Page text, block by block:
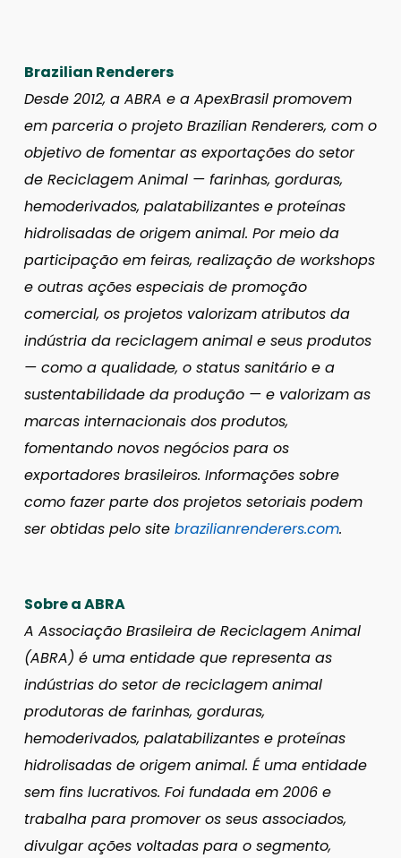
Brazilian Renderers
Desde 2012, a ABRA e a ApexBrasil promovem
em parceria o projeto Brazilian Renderers, com o
objetivo de fomentar as exportações do setor
de Reciclagem Animal — farinhas, gorduras,
hemoderivados, palatabilizantes e proteínas
hidrolisadas de origem animal. Por meio da
participação em feiras, realização de workshops
e outras ações especiais de promoção
comercial, os projetos valorizam atributos da
indústria da reciclagem animal e seus produtos
— como a qualidade, o status sanitário e a
sustentabilidade da produção — e valorizam as
marcas internacionais dos produtos,
fomentando novos negócios para os
exportadores brasileiros. Informações sobre
como fazer parte dos projetos setoriais podem
ser obtidas pelo site brazilianrenderers.com.
Sobre a ABRA
A Associação Brasileira de Reciclagem Animal
(ABRA) é uma entidade que representa as
indústrias do setor de reciclagem animal
produtoras de farinhas, gorduras,
hemoderivados, palatabilizantes e proteínas
hidrolisadas de origem animal. É uma entidade
sem fins lucrativos. Foi fundada em 2006 e
trabalha para promover os seus associados,
divulgar ações voltadas para o segmento,